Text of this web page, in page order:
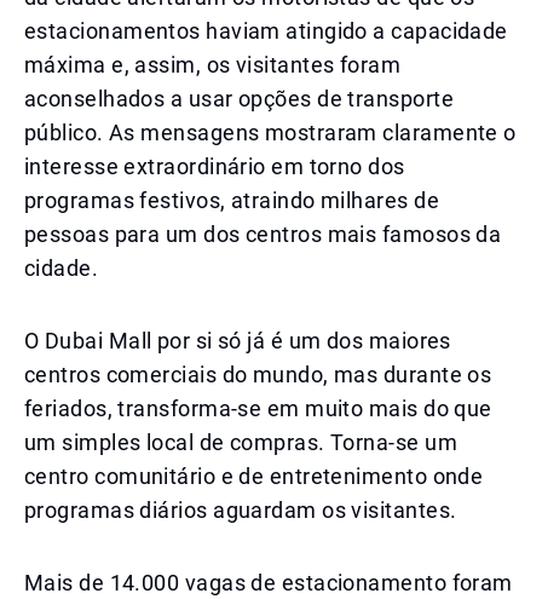
estacionamentos haviam atingido a capacidade
máxima e, assim, os visitantes foram
aconselhados a usar opções de transporte
público. As mensagens mostraram claramente o
interesse extraordinário em torno dos
programas festivos, atraindo milhares de
pessoas para um dos centros mais famosos da
cidade.
O Dubai Mall por si só já é um dos maiores
centros comerciais do mundo, mas durante os
feriados, transforma-se em muito mais do que
um simples local de compras. Torna-se um
centro comunitário e de entretenimento onde
programas diários aguardam os visitantes.
Mais de 14.000 vagas de estacionamento foram